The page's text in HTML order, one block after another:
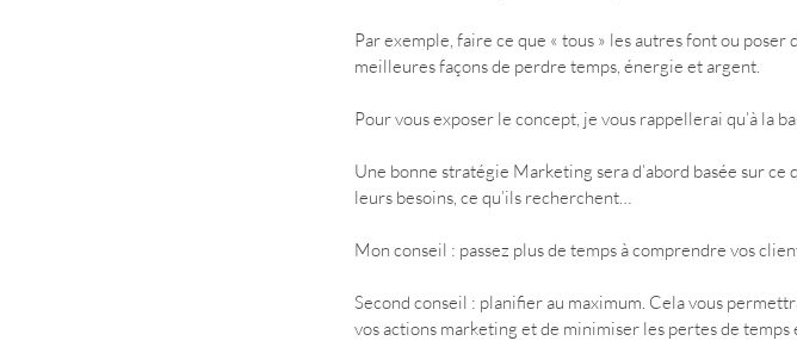
Par exemple, faire ce que « tous » les autres font ou
meilleures façons de perdre temps, énergie et argent.
Pour vous exposer le concept, je vous rappellerai qu’à la
Une bonne stratégie Marketing sera d’abord basée sur ce
leurs besoins, ce qu’ils recherchent…
Mon conseil : passez plus de temps à comprendre vos
Second conseil : planifier au maximum. Cela vous
vos actions marketing et de minimiser les pertes de